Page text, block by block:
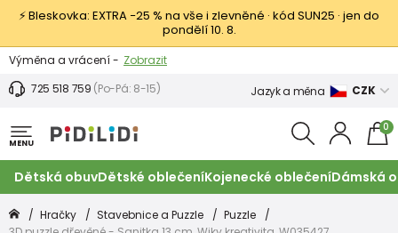
⚡ Bleskovka: EXTRA −25 % na vše i zlevněné · kód SUN25 · jen do
pondělí 10. 8.
Výměna a vrácení - Zobrazit
Sleva 100 Kč na první nákup -
725 518 759 (Po-Pá: 8-15) Jazyk a měna CZK
MENU
0
Dětská obuvDětské oblečeníKojenecké oblečeníDámská
Hračky Stavebnice a Puzzle
Puzzle